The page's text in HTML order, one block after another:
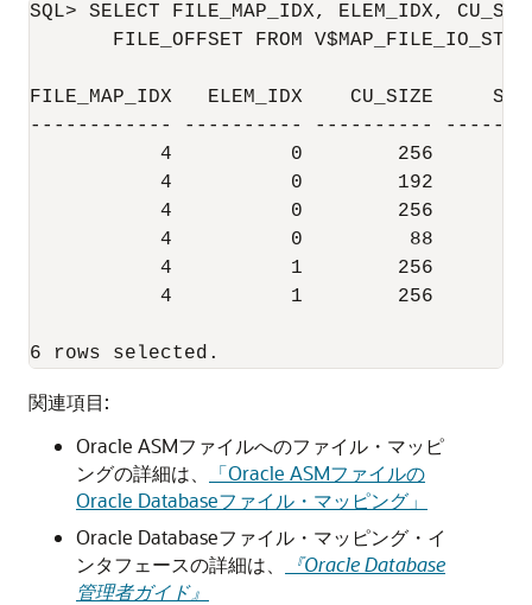
SQL> SELECT FILE_MAP_IDX, ELEM_IDX,
FILE_OFFSET FROM
FILE_MAP_IDX   ELEM_IDX    CU_SIZE
------------ ---------- ----------
4          0        256
4          0        192
4          0        256
4          0         88
4          1        256
4          1        256
関連項目:
Oracle ASMファイルへのファイル・マッピ
ングの詳細は、
「Oracle ASMファイルの
Oracle Databaseファイル・マッピング」
Oracle Databaseファイル・マッピング・イ
ンタフェースの詳細は、
『Oracle Database
管理者ガイド』